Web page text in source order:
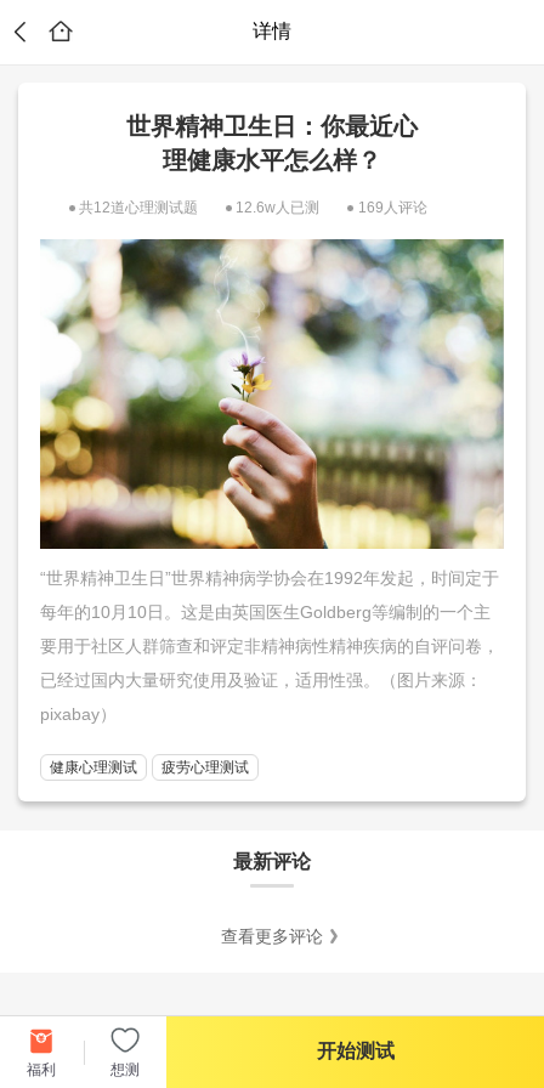
详情
世界精神卫生日：你最近心
理健康水平怎么样？
共12道心理测试题 12.6w人已测 169人评论
“世界精神卫生日”世界精神病学协会在1992年发起，时间定于
每年的10月10日。这是由英国医生Goldberg等编制的一个主
要用于社区人群筛查和评定非精神病性精神疾病的自评问卷，
已经过国内大量研究使用及验证，适用性强。（图片来源：
pixabay）
健康心理测试 疲劳心理测试
最新评论
查看更多评论
福利 想测
开始测试